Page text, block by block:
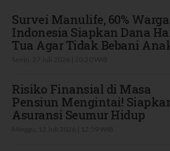
Survei Manulife, 60% Warga
Indonesia Siapkan Dana
Tua Agar Tidak Bebani
Risiko Finansial di Masa
Pensiun Mengintai!
Asuransi Seumur Hidup